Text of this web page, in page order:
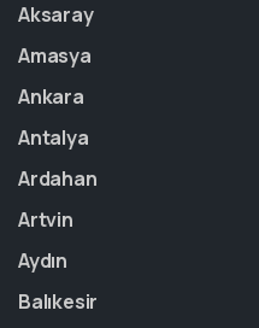
Aksaray
Amasya
Ankara
Antalya
Ardahan
Artvin
Aydın
Balıkesir